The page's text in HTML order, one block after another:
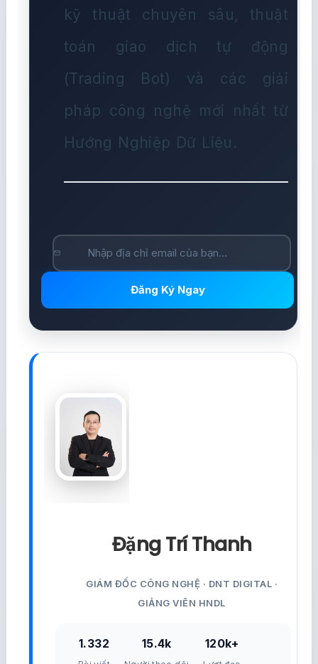
kỹ thuật chuyên sâu, thuật
toán giao dịch tự động
(Trading Bot) và các giải
pháp công nghệ mới nhất từ
Hướng Nghiệp Dữ Liệu.
Đăng Ký Ngay
Đặng Trí Thanh
GIÁM ĐỐC CÔNG NGHỆ · DNT DIGITAL ·
GIẢNG VIÊN HNDL
1.332 15.4k 120k+